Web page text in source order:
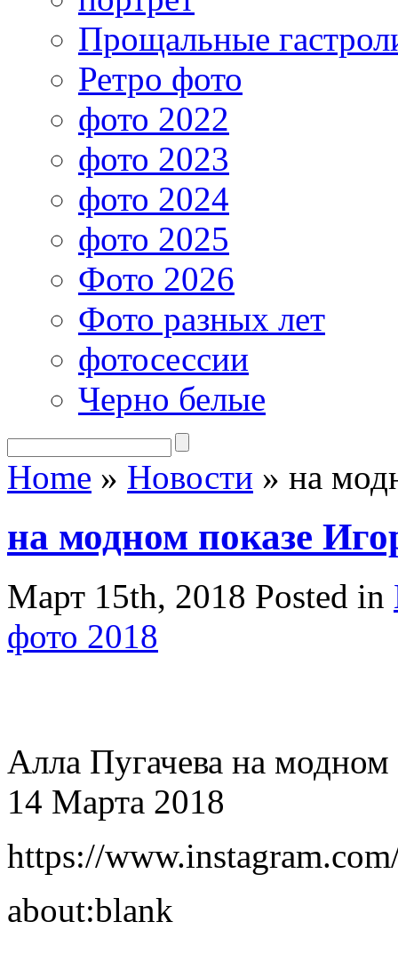
Прощальные
Ретро фото
фото 2022
фото 2023
фото 2024
фото 2025
Фото 2026
Фото разных лет
фотосессии
Черно белые
Home » Новости » на
на модном показе
Март 15th, 2018 Posted in
фото 2018
Алла Пугачева на модном
14 Марта 2018
https://
about:blank